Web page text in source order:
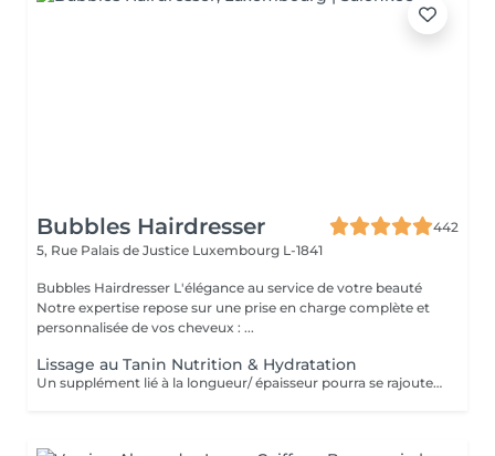
Bubbles Hairdresser
442
5, Rue Palais de Justice Luxembourg L-1841
Bubbles Hairdresser L'élégance au service de votre beauté
Notre expertise repose sur une prise en charge complète et
personnalisée de vos cheveux : ...
Lissage au Tanin Nutrition & Hydratation
Un supplément lié à la longueur/ épaisseur pourra se rajouter au tarif du Lissage Brésilien . Un devis vous est offert sur simple demande sans engagement.